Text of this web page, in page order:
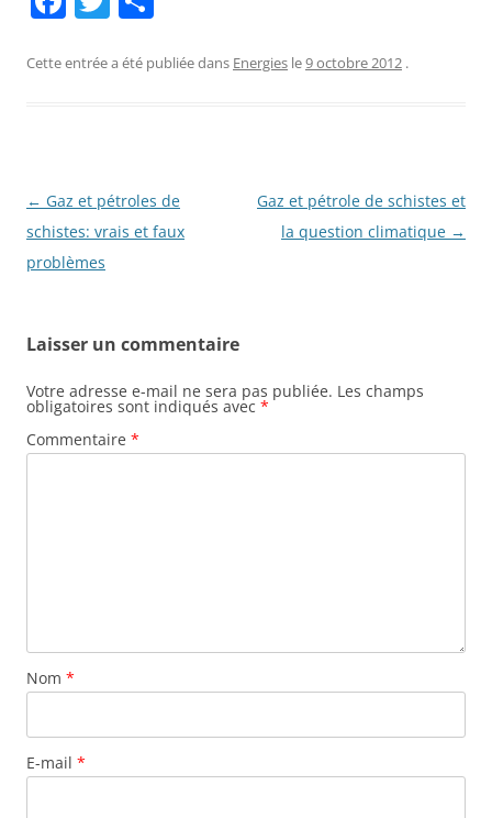
c
o
k
itt ta
Cette entrée a été publiée dans Energies le9 octobre 2012 .
Navigation
des
articles
← Gaz et pétroles de
schistes: vrais et faux
problèmes
Gaz et pétrole de schistes et
la question climatique →
Laisser un commentaire
Votre adresse e-mail ne sera pas publiée. Les champs
obligatoires sont indiqués avec *
Commentaire *
Nom *
E-mail *